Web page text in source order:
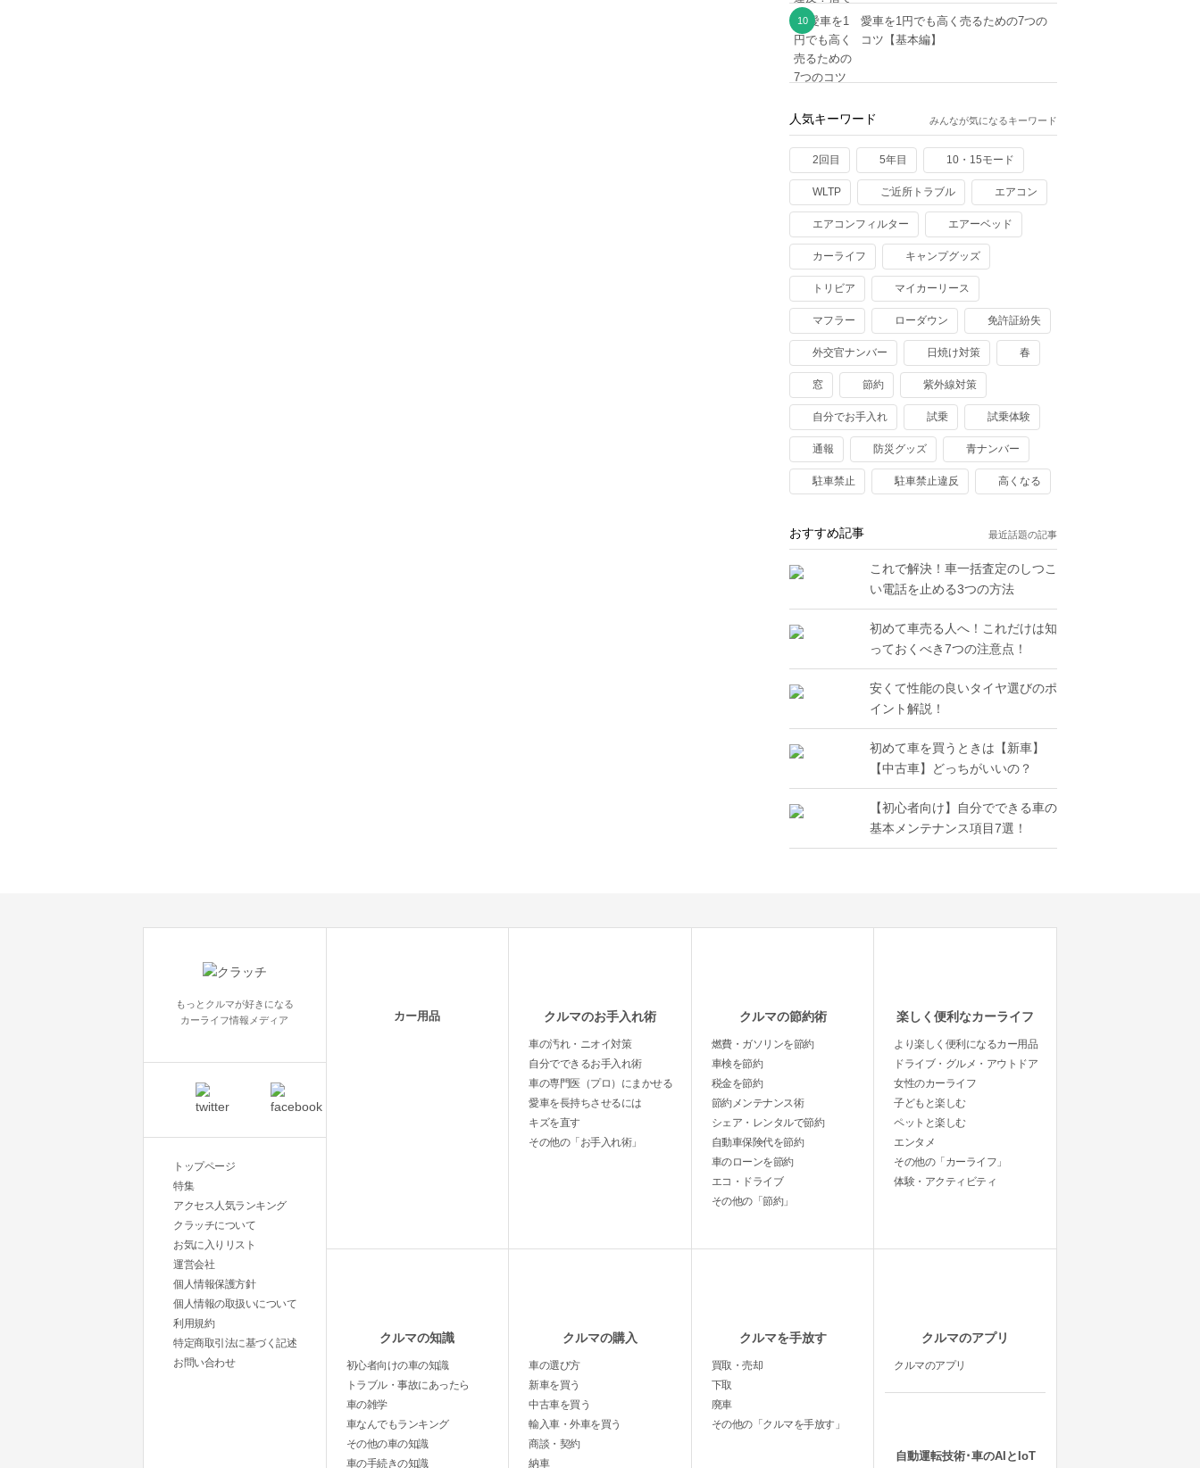
愛車を1円でも高く売るための7つの
コツ【基本編】
人気キーワード みんなが気になるキーワード
2回目 5年目 10・15モード
WLTP ご近所トラブル エアコン
エアコンフィルター エアーベッド
カーライフ キャンプグッズ
トリビア マイカーリース
マフラー ローダウン 免許証紛失
外交官ナンバー 日焼け対策 春
窓 節約 紫外線対策
自分でお手入れ 試乗 試乗体験
通報 防災グッズ 青ナンバー
駐車禁止 駐車禁止違反 高くなる
おすすめ記事 最近話題の記事
これで解決！車一括査定のしつこ
い電話を止める3つの方法
初めて車売る人へ！これだけは知
っておくべき7つの注意点！
安くて性能の良いタイヤ選びのポ
イント解説！
初めて車を買うときは【新車】
【中古車】どっちがいいの？
【初心者向け】自分でできる車の
基本メンテナンス項目7選！
もっとクルマが好きになる
カーライフ情報メディア
トップページ
特集
アクセス人気ランキング
クラッチについて
お気に入りリスト
運営会社
個人情報保護方針
個人情報の取扱いについて
利用規約
特定商取引法に基づく記述
お問い合わせ
カー用品 クルマのお手入れ術
車の汚れ・ニオイ対策
自分でできるお手入れ術
車の専門医（プロ）にまかせる
愛車を長持ちさせるには
キズを直す
その他の「お手入れ術」
クルマの節約術
燃費・ガソリンを節約
車検を節約
税金を節約
節約メンテナンス術
シェア・レンタルで節約
自動車保険代を節約
車のローンを節約
エコ・ドライブ
その他の「節約」
楽しく便利なカーライフ
より楽しく便利になるカー用品
ドライブ・グルメ・アウトドア
女性のカーライフ
子どもと楽しむ
ペットと楽しむ
エンタメ
その他の「カーライフ」
体験・アクティビティ
クルマの知識
初心者向けの車の知識
トラブル・事故にあったら
車の雑学
車なんでもランキング
その他の車の知識
車の手続きの知識
クルマの購入
車の選び方
新車を買う
中古車を買う
輸入車・外車を買う
商談・契約
納車
クルマを手放す
買取・売却
下取
廃車
その他の「クルマを手放す」
クルマのアプリ
クルマのアプリ
自動運転技術･車のAIとIoT